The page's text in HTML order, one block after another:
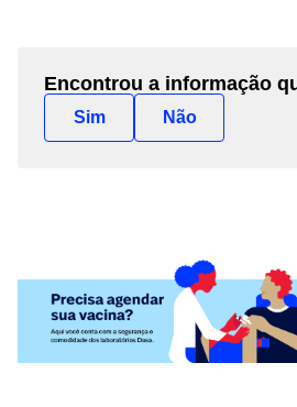
Encontrou a informação
Sim Não